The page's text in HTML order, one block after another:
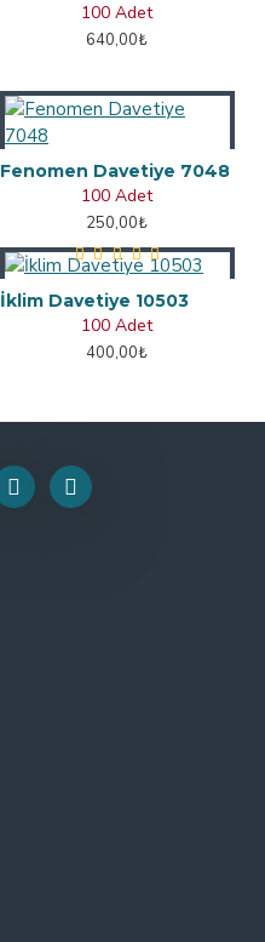
100 Adet
640,00₺
Fenomen Davetiye 7048
100 Adet
250,00₺
İklim Davetiye 10503
100 Adet
400,00₺